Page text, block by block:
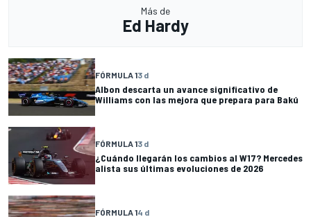
Más de
Ed Hardy
FÓRMULA 13 d
Albon descarta un avance significativo de
Williams con las mejora que prepara para Bakú
FÓRMULA 13 d
¿Cuándo llegarán los cambios al W17? Mercedes
alista sus últimas evoluciones de 2026
FÓRMULA 14 d